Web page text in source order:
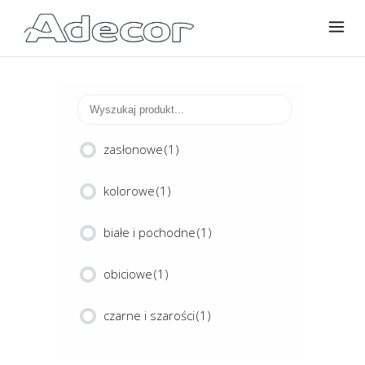
zasłonowe(1)
kolorowe(1)
białe i pochodne(1)
obiciowe(1)
czarne i szarości(1)